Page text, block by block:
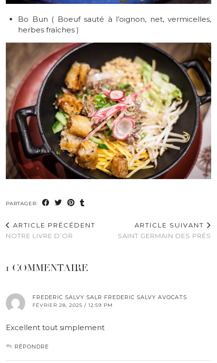
Bo Bun ( Boeuf sauté à l’oignon, net, vermicelles,
herbes fraîches )
PARTAGER:
ARTICLE PRÉCÉDENT
NOTRE LIVRE D’OR
ARTICLE SUIVANT
SAINT GERMAIN DES PRÉS
1 COMMENTAIRE
FREDERIC SALVY SALR FREDERIC SALVY AVOCATS
FÉVRIER 28, 2025 / 12:59 PM
Excellent tout simplement
RÉPONDRE